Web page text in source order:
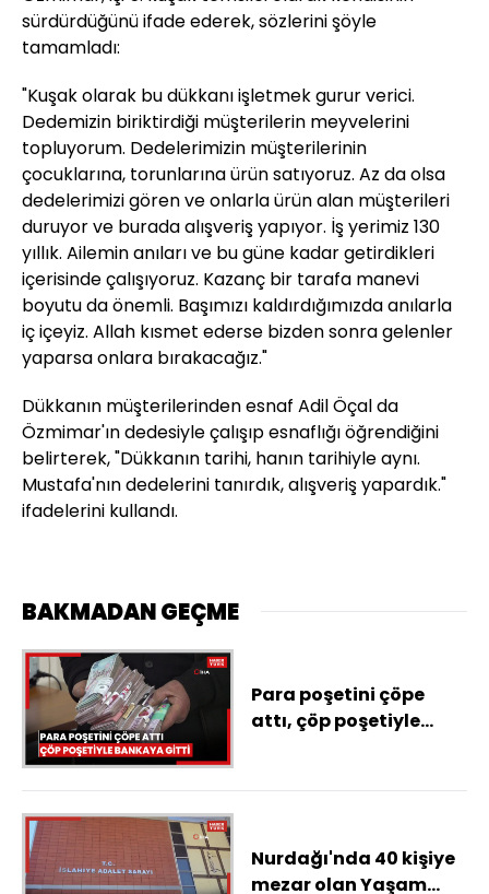
sürdürdüğünü ifade ederek, sözlerini şöyle
tamamladı:
"Kuşak olarak bu dükkanı işletmek gurur verici.
Dedemizin biriktirdiği müşterilerin meyvelerini
topluyorum. Dedelerimizin müşterilerinin
çocuklarına, torunlarına ürün satıyoruz. Az da olsa
dedelerimizi gören ve onlarla ürün alan müşterileri
duruyor ve burada alışveriş yapıyor. İş yerimiz 130
yıllık. Ailemin anıları ve bu güne kadar getirdikleri
içerisinde çalışıyoruz. Kazanç bir tarafa manevi
boyutu da önemli. Başımızı kaldırdığımızda anılarla
iç içeyiz. Allah kısmet ederse bizden sonra gelenler
yaparsa onlara bırakacağız."
Dükkanın müşterilerinden esnaf Adil Öçal da
Özmimar'ın dedesiyle çalışıp esnaflığı öğrendiğini
belirterek, "Dükkanın tarihi, hanın tarihiyle aynı.
Mustafa'nın dedelerini tanırdık, alışveriş yapardık."
ifadelerini kullandı.
BAKMADAN GEÇME
Para poşetini çöpe
attı, çöp poşetiyle
Nurdağı'nda 40 kişiye
mezar olan Yaşam